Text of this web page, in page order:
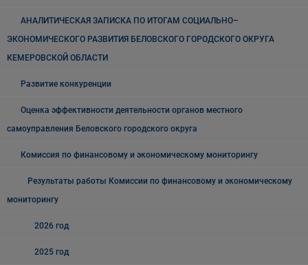
АНАЛИТИЧЕСКАЯ ЗАПИСКА ПО ИТОГАМ СОЦИАЛЬНО–
ЭКОНОМИЧЕСКОГО РАЗВИТИЯ БЕЛОВСКОГО ГОРОДСКОГО ОКРУГА
КЕМЕРОВСКОЙ ОБЛАСТИ
Развитие конкуренции
Оценка эффективности деятельности органов местного
самоуправления Беловского городского округа
Комиссия по финансовому и экономическому мониторингу
Результаты работы Комиссии по финансовому и экономическому
мониторингу
2026 год
2025 год